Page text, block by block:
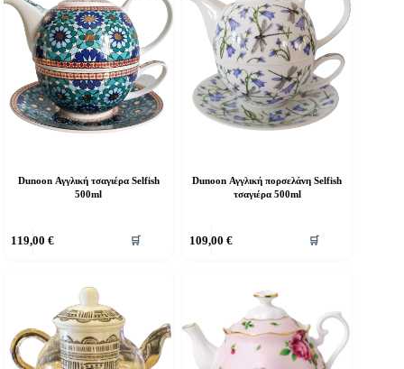
Dunoon Αγγλική τσαγιέρα Selfish
500ml
119,00€ 🛒
Dunoon Αγγλική πορσελάνη Selfish
τσαγιέρα 500ml
109,00€ 🛒